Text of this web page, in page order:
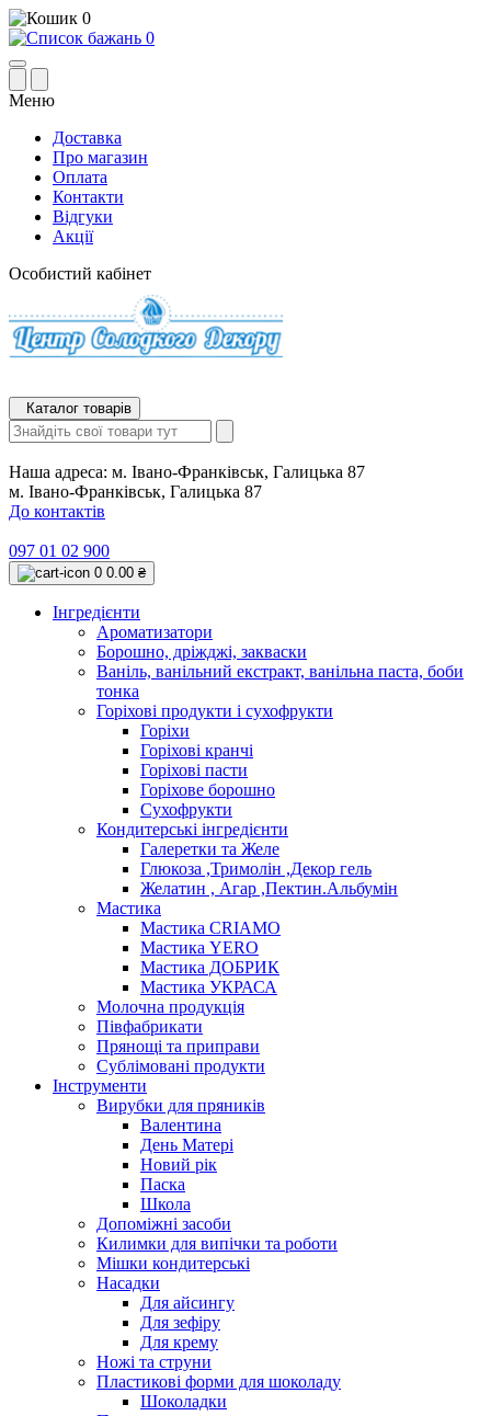
0
0
Меню
Доставка
Про магазин
Оплата
Контакти
Відгуки
Акції
Особистий кабінет
Каталог товарів
Наша адреса: м. Івано-Франківськ, Галицька 87
м. Івано-Франківськ, Галицька 87
До контактів
097 01 02 900
0 0.00 ₴
Інгредієнти
Ароматизатори
Борошно, дріжджі, закваски
Ваніль, ванільний екстракт, ванільна паста, боби
тонка
Горіхові продукти і сухофрукти
Горіхи
Горіхові кранчі
Горіхові пасти
Горіхове борошно
Сухофрукти
Кондитерські інгредієнти
Галеретки та Желе
Глюкоза ,Тримолін ,Декор гель
Желатин , Агар ,Пектин.Альбумін
Мастика
Мастика CRIAMO
Мастика YERO
Мастика ДОБРИК
Мастика УКРАСА
Молочна продукція
Півфабрикати
Прянощі та приправи
Сублімовані продукти
Інструменти
Вирубки для пряників
Валентина
День Матері
Новий рік
Паска
Школа
Допоміжні засоби
Килимки для випічки та роботи
Мішки кондитерські
Насадки
Для айсингу
Для зефіру
Для крему
Ножі та струни
Пластикові форми для шоколаду
Шоколадки